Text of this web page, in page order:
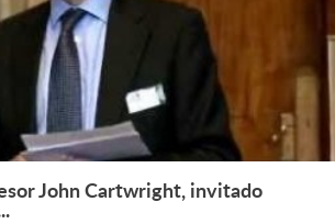
Leer Más +
John Cartwright, invitado